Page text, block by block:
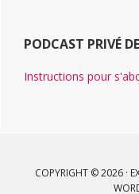
PODCAST PRIVÉ
Instructions pour
COPYRIGHT © 2026 ·